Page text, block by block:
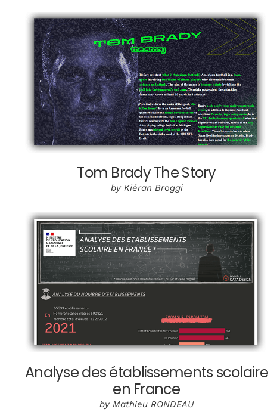
Tom Brady The Story
by Kiéran Broggi
Analyse des établissements scolaire
en France
by Mathieu RONDEAU